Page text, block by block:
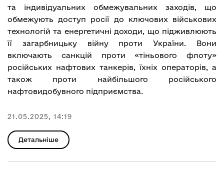
та індивідуальних обмежувальних заходів, що
обмежують доступ росії до ключових військових
технологій та енергетичні доходи, що підживлюють
її загарбницьку війну проти України. Вони
включають санкцій проти «тіньового флоту»
російських нафтових танкерів, їхніх операторів, а
також проти найбільшого російського
нафтовидобувного підприємства.
21.05.2025, 14:19
Детальніше